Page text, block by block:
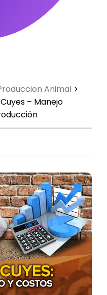
Animal
– Manejo